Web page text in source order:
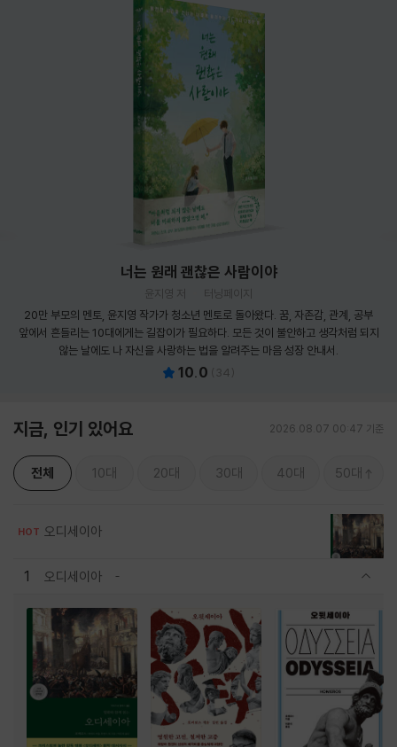
너는 원래 괜찮은 사람이야
윤지영 저
터닝페이지
20만 부모의 멘토, 윤지영 작가가 청소년 멘토로 돌아왔다. 꿈, 자존감, 관계, 공부
앞에서 흔들리는 10대에게는 길잡이가 필요하다. 모든 것이 불안하고 생각처럼 되지
않는 날에도 나 자신을 사랑하는 법을 알려주는 마음 성장 안내서.
10.0 ( 34 )
지금, 인기 있어요 2026.08.07 00:47 기준
전체 10대 20대 30대 40대 50대
HOT 오디세이아
1 오디세이아